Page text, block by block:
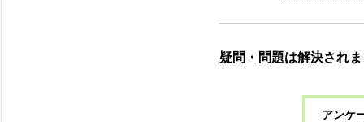
疑問・問題は解決され
アンケ